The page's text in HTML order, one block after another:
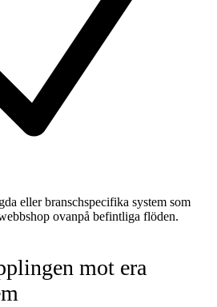
eller branschspecifika system som
ovanpå befintliga flöden.
mot era